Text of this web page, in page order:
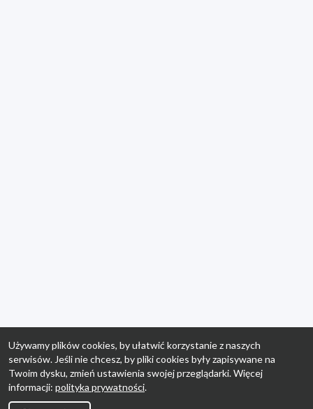
Używamy plików cookies, by ułatwić korzystanie z naszych
serwisów. Jeśli nie chcesz, by pliki cookies były zapisywane na
Twoim dysku, zmień ustawienia swojej przeglądarki. Więcej
informacji: polityka prywatności.